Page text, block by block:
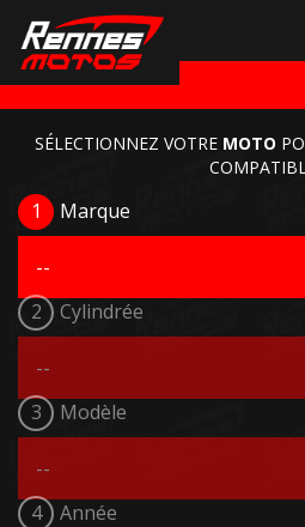
SÉLECTIONNEZ VOTRE MOTO
1 Marque
2 Cylindrée
3 Modèle
4 Année